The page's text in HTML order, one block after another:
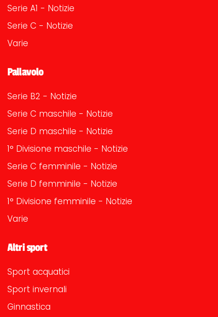
Serie A1 - Notizie
Serie C - Notizie
Varie
Pallavolo
Serie B2 - Notizie
Serie C maschile - Notizie
Serie D maschile - Notizie
1° Divisione maschile - Notizie
Serie C femminile - Notizie
Serie D femminile - Notizie
1° Divisione femminile - Notizie
Varie
Altri sport
Sport acquatici
Sport invernali
Ginnastica